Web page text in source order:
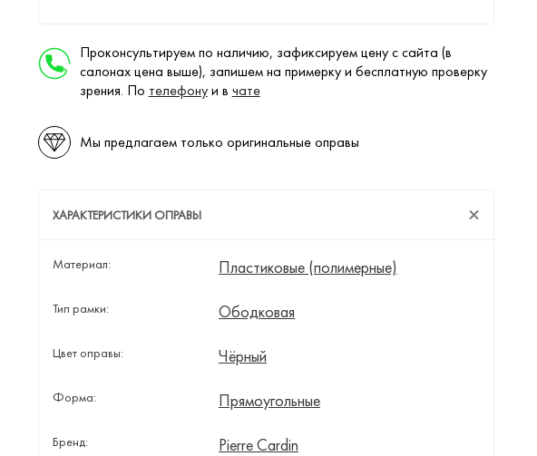
Проконсультируем по наличию, зафиксируем цену с сайта (в
салонах цена выше), запишем на примерку и бесплатную проверку
зрения. По телефонуи в чате
Мы предлагаем только оригинальные оправы
ХАРАКТЕРИСТИКИ ОПРАВЫ
Материал: Пластиковые (полимерные)
Тип рамки: Ободковая
Цвет оправы: Чёрный
Форма: Прямоугольные
Бренд: Pierre Cardin